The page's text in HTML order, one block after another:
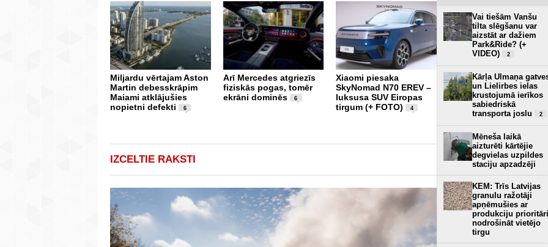
Miljardu vērtajam Aston
Martin debesskrāpim
Maiami atklājušies
nopietni defekti
6
Arī Mercedes atgriezīs
fiziskās pogas, tomēr
ekrāni dominēs
6
Xiaomi piesaka
SkyNomad N70 EREV –
luksusa SUV Eiropas
tirgum (+ FOTO)
4
Pirmajam super sporta
auto pasaulē 60 gadi –
Lamborghini piesaka
īpašo versiju 99
vienībās (+ FOTO)
3
IZCELTIE RAKSTI
Vai tiešām Vanšu
tilta slēgšanu var
aizstāt ar dažiem
Park&Ride? (+
VIDEO)
2
Kārļa Ulmaņa
un Lielirbes ielas
krustojumā ierīkos
sabiedriskā
transporta joslu
2
Mēneša laikā
aizturēti kārtējie
degvielas uzpildes
staciju apzadzēji
KEM: Trīs Latvijas
granulu ražotāji
apņēmušies ar
produkciju prioritāri
nodrošināt vietējo
tirgu